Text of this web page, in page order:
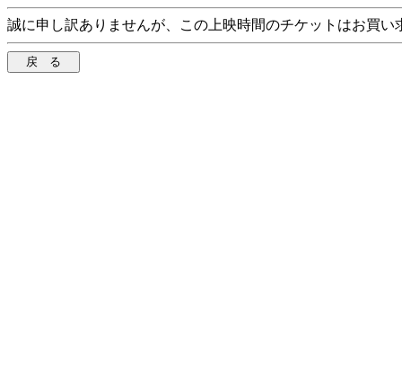
誠に申し訳ありませんが、この上映時間のチケットはお買い